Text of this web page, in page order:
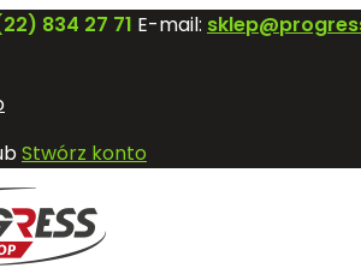
834 27 71 E-mail:
Stwórz konto